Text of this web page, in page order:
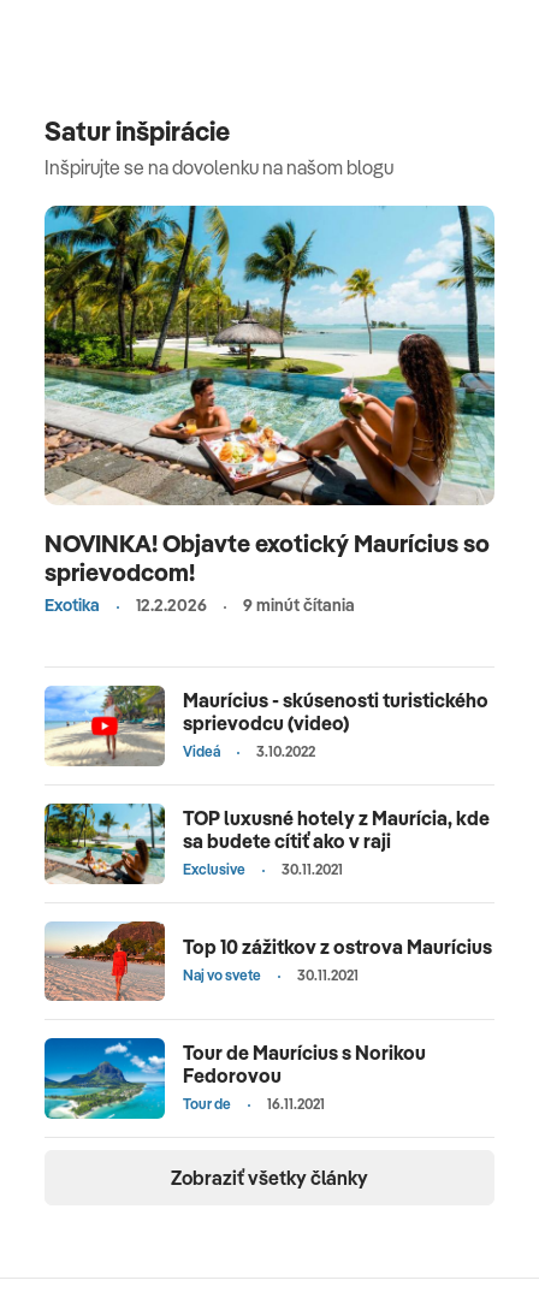
Satur inšpirácie
Inšpirujte se na dovolenku na našom blogu
NOVINKA! Objavte exotický Maurícius so
sprievodcom!
Exotika 12.2.2026 9 minút čítania
Maurícius - skúsenosti turistického
sprievodcu (video)
Videá 3.10.2022
TOP luxusné hotely z Maurícia, kde
sa budete cítiť ako v raji
Exclusive 30.11.2021
Top 10 zážitkov z ostrova Maurícius
Naj vo svete 30.11.2021
Tour de Maurícius s Norikou
Fedorovou
Tour de 16.11.2021
Zobraziť všetky články